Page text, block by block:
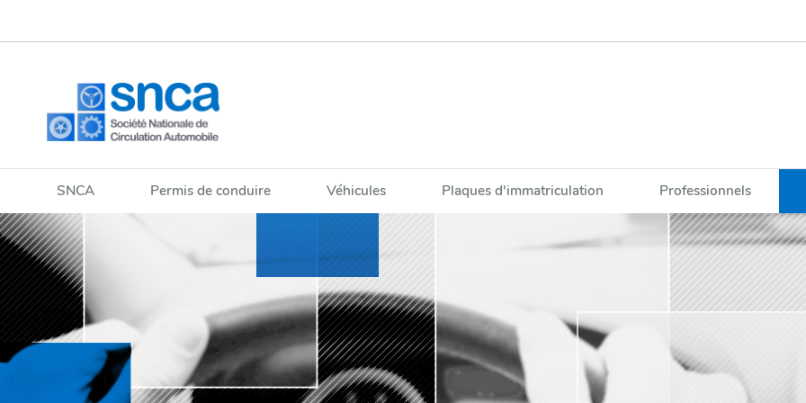
la
contenu
SNCA Permis de conduire Véhicules Plaques d'immatriculation Professionnels